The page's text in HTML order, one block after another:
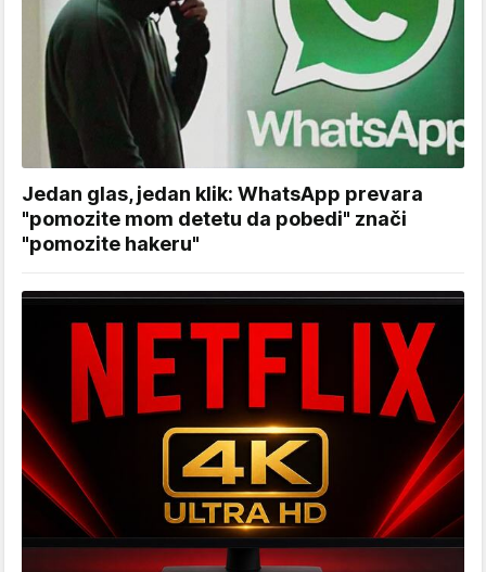
Jedan glas, jedan klik: WhatsApp prevara
"pomozite mom detetu da pobedi" znači
"pomozite hakeru"